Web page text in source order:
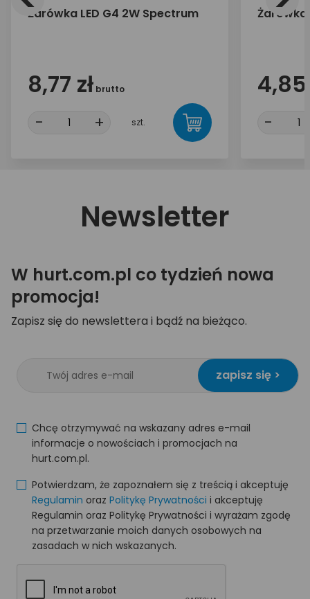
Żarówka LED G4 2W Spectrum
8,77 zł brutto
- + szt.
Żarówka
4,85
-
Newsletter
W hurt.com.pl co tydzień nowa
promocja!
Zapisz się do newslettera i bądź na bieżąco.
zapisz się >
Chcę otrzymywać na wskazany adres e-mail
informacje o nowościach i promocjach na
hurt.com.pl.
Potwierdzam, że zapoznałem się z treścią i akceptuję
Regulamin oraz Politykę Prywatności i akceptuję
Regulamin oraz Politykę Prywatności i wyrażam zgodę
na przetwarzanie moich danych osobowych na
zasadach w nich wskazanych.